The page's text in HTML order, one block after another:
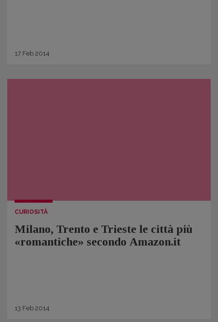
17 Feb 2014
CURIOSITÀ
Milano, Trento e Trieste le città più
«romantiche» secondo Amazon.it
13 Feb 2014